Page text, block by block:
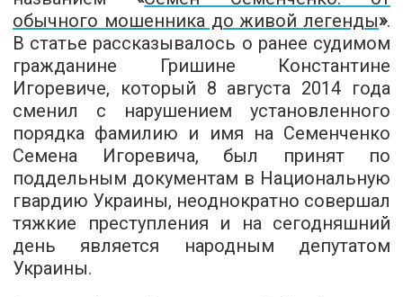
обычного мошенника до живой легенды».
В статье рассказывалось о ранее судимом
гражданине Гришине Константине
Игоревиче, который 8 августа 2014 года
сменил с нарушением установленного
порядка фамилию и имя на Семенченко
Семена Игоревича, был принят по
поддельным документам в Национальную
гвардию Украины, неоднократно совершал
тяжкие преступления и на сегодняшний
день является народным депутатом
Украины.